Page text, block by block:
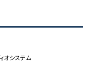
オシステム